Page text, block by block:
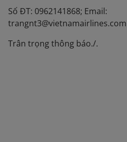
Số ĐT: 0962141868; Email:
trangnt3@vietnamairlines.com
Trân trọng thông báo./.